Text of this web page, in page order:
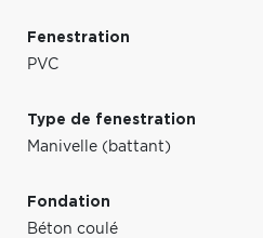
Fenestration
PVC
Type de fenestration
Manivelle (battant)
Fondation
Béton coulé